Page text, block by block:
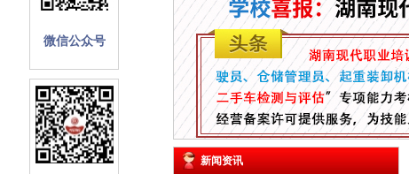
新闻资讯
微信公众号